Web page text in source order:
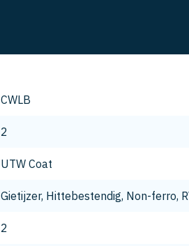
CWLB
2
UTW Coat
Gietijzer, Hittebestendig, Non-ferro,
2